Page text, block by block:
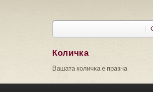
Търси
Количка
Вашата количка е празна